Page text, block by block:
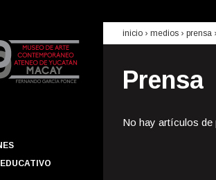
inicio › medios › prensa
Prensa
No hay artículos de